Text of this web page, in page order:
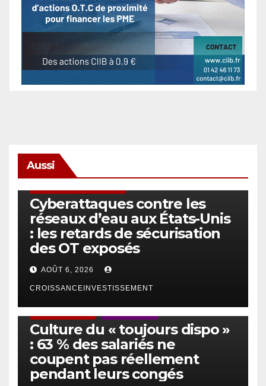
Aussi
Cyberattaques contre les
réseaux d’eau aux États-Unis
: les retards de sécurisation
des OT exposés
AOÛT 6, 2026
CROISSANCEINVESTISSEMENT
Culture du « toujours dispo »
: 63 % des salariés ne
coupent pas réellement
pendant leurs congés